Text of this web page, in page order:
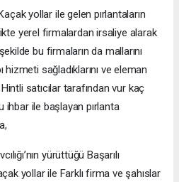
yollar ile gelen pırlantaların
yerel firmalardan irsaliye alarak
bu firmaların da mallarını
hizmeti sağladıklarını ve eleman
satıcılar tarafından vur kaç
ihbar ile başlayan pırlanta
yürüttüğü Başarılı
yollar ile Farklı firma ve şahıslar